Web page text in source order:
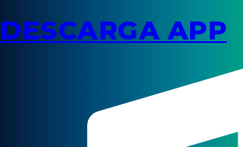
DESCARGA APP